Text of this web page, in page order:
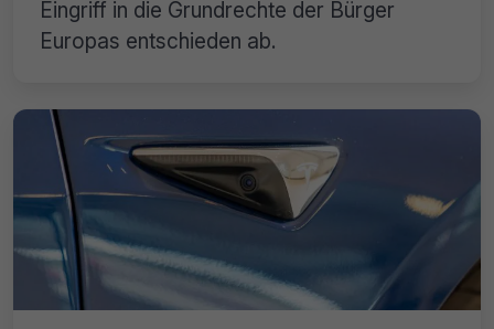
Eingriff in die Grundrechte der Bürger
Europas entschieden ab.